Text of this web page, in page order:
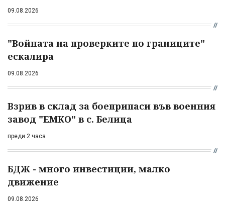
09.08.2026
"Войната на проверките по границите"
ескалира
09.08.2026
Взрив в склад за боеприпаси във военния
завод "ЕМКО" в с. Белица
преди 2 часа
БДЖ - много инвестиции, малко
движение
09.08.2026